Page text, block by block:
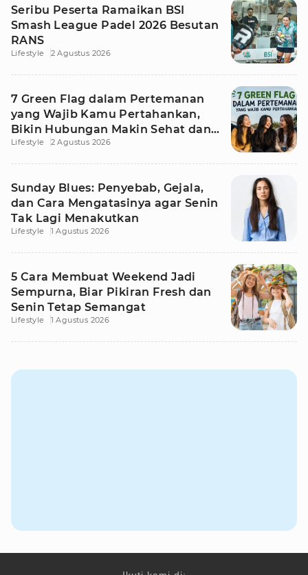
Seribu Peserta Ramaikan BSI
Smash League Padel 2026 Besutan
RANS
Lifestyle 2 Agustus 2026
7 Green Flag dalam Pertemanan
yang Wajib Kamu Pertahankan,
Bikin Hubungan Makin Sehat dan
Awet
Lifestyle 2 Agustus 2026
Sunday Blues: Penyebab, Gejala,
dan Cara Mengatasinya agar Senin
Tak Lagi Menakutkan
Lifestyle 1 Agustus 2026
5 Cara Membuat Weekend Jadi
Sempurna, Biar Pikiran Fresh dan
Senin Tetap Semangat
Lifestyle 1 Agustus 2026